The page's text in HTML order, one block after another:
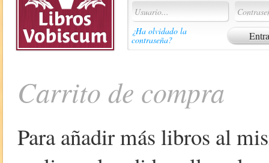
¿Ha olvidado la
contraseña?
Carrito de compra
Para añadir más libros al